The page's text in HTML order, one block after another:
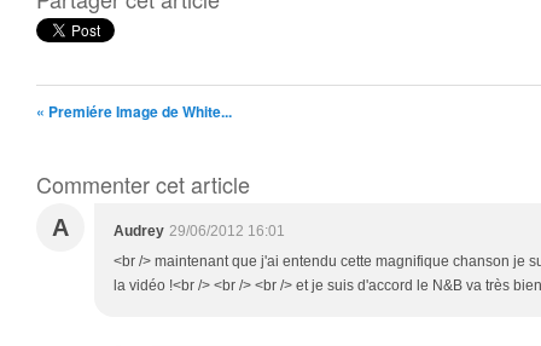
« Premiére Image de White...
Commenter cet article
A Audrey 29/06/2012 16:01
<br /> maintenant que j'ai entendu cette magnifique chanson je
la vidéo !<br /> <br /> <br /> et je suis d'accord le N&B va très